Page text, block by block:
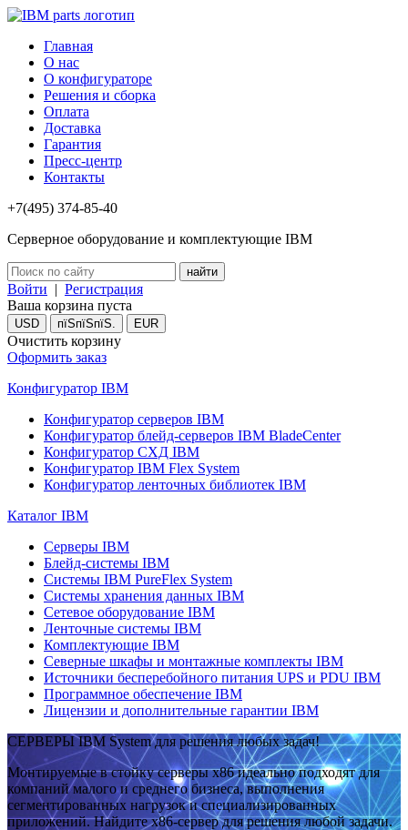
Главная
О нас
О конфигураторе
Решения и сборка
Оплата
Доставка
Гарантия
Пресс-центр
Контакты
+7(495) 374-85-40
Серверное оборудование и комплектующие IBM
Войти | Регистрация
Ваша корзина пуста
USD пїЅпїЅпїЅ. EUR
Очистить корзину
Оформить заказ
Конфигуратор IBM
Конфигуратор серверов IBM
Конфигуратор блейд-серверов IBM BladeCenter
Конфигуратор СХД IBM
Конфигуратор IBM Flex System
Конфигуратор ленточных библиотек IBM
Каталог IBM
Серверы IBM
Блейд-системы IBM
Системы IBM PureFlex System
Системы хранения данных IBM
Сетевое оборудование IBM
Ленточные системы IBM
Комплектующие IBM
Северные шкафы и монтажные комплекты IBM
Источники бесперебойного питания UPS и PDU IBM
Программное обеспечение IBM
Лицензии и дополнительные гарантии IBM
СЕРВЕРЫ IBM System для решения любых задач!
Монтируемые в стойку серверы x86 идеально подходят для
компаний малого и среднего бизнеса, выполнения
сегментированных нагрузок и специализированных
приложений. Найдите x86-сервер для решения любой задачи.